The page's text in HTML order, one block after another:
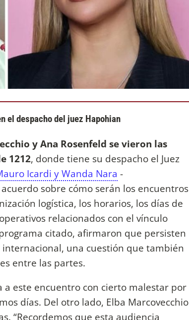
el despacho del juez Hapohian
y Ana Rosenfeld se vieron las
1212, donde tiene su despacho el Juez
Icardi y Wanda Nara -
sobre cómo serán los encuentros
logística, los horarios, los días de
relacionados con el vínculo
citado, afirmaron que persisten
una cuestión que también
entre las partes.
a este encuentro con cierto malestar por
días. Del otro lado, Elba Marcovecchio
“Recordemos que esta audiencia